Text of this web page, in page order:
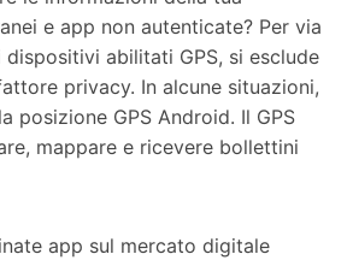
e app non autenticate? Per via
abilitati GPS, si esclude
privacy. In alcune situazioni,
posizione GPS Android. Il GPS
mappare e ricevere bollettini
app sul mercato digitale